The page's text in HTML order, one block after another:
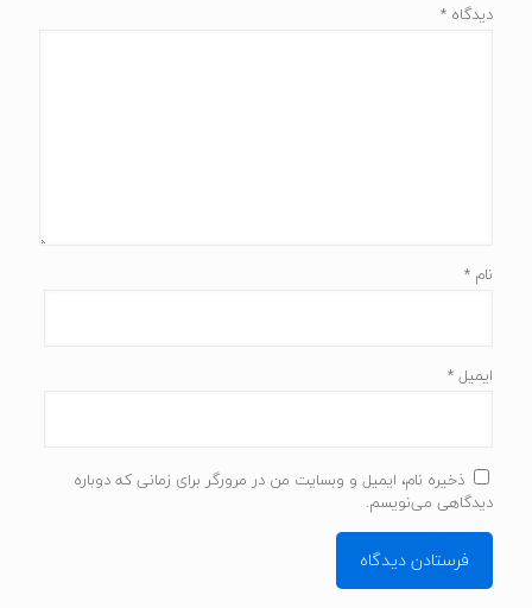
دیدگاه *
نام *
ایمیل*
ذخیره نام، ایمیل و وبسایت من در مرورگر برای زمانی که دوباره
دیدگاهی می‌نویسم.